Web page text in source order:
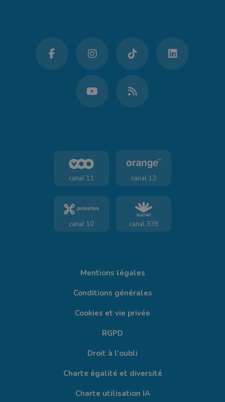
canal 11 canal 13
canal 10 canal 339
Mentions légales
Conditions générales
Cookies et vie privée
RGPD
Droit à l'oubli
Charte égalité et diversité
Charte utilisation IA